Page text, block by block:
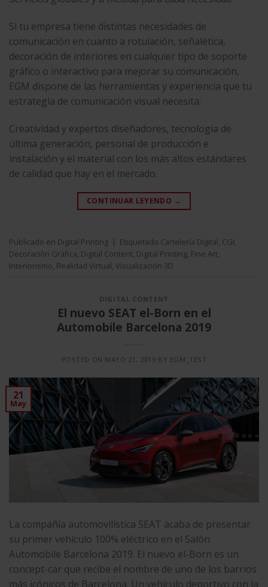
Si tu empresa tiene distintas necesidades de
comunicación en cuanto a rotulación, señalética,
decoración de interiores en cualquier tipo de soporte
gráfico o interactivo para mejorar su comunicación,
EGM dispone de las herramientas y experiencia que tu
estrategia de comunicación visual necesita:
Creatividad y expertos diseñadores, tecnología de
última generación, personal de producción e
instalación y el material con los más altos estándares
de calidad que hay en el mercado.
CONTINUAR LEYENDO →
Publicado en Digital Printing | Etiquetado Cartelería Digital, CGI,
Decoración Gráfica, Digital Content, Digital Printing, Fine Art,
Interiorismo, Realidad Virtual, Visualización 3D
DIGITAL CONTENT
El nuevo SEAT el-Born en el
Automobile Barcelona 2019
POSTED ON MAYO 21, 2019 BY EGM_TEST
21
May
La compañía automovilística SEAT acaba de presentar
su primer vehículo 100% eléctrico en el Salón
Automobile Barcelona 2019. El nuevo el-Born es un
concept-car que recibe el nombre de uno de los barrios
más icónicos de Barcelona. Un vehículo deportivo con la